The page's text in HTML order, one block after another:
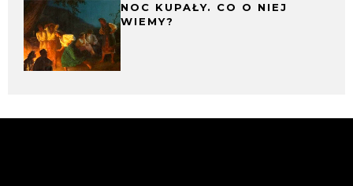
NOC KUPAŁY. CO O NIEJ
WIEMY?